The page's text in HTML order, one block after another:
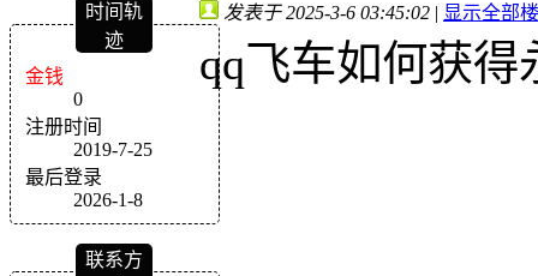
时间轨
迹
金钱
0
注册时间
2019-7-25
最后登录
2026-1-8
联系方
发表于 2025-3-6 03:45:02 | 显示全部
qq飞车如何获得